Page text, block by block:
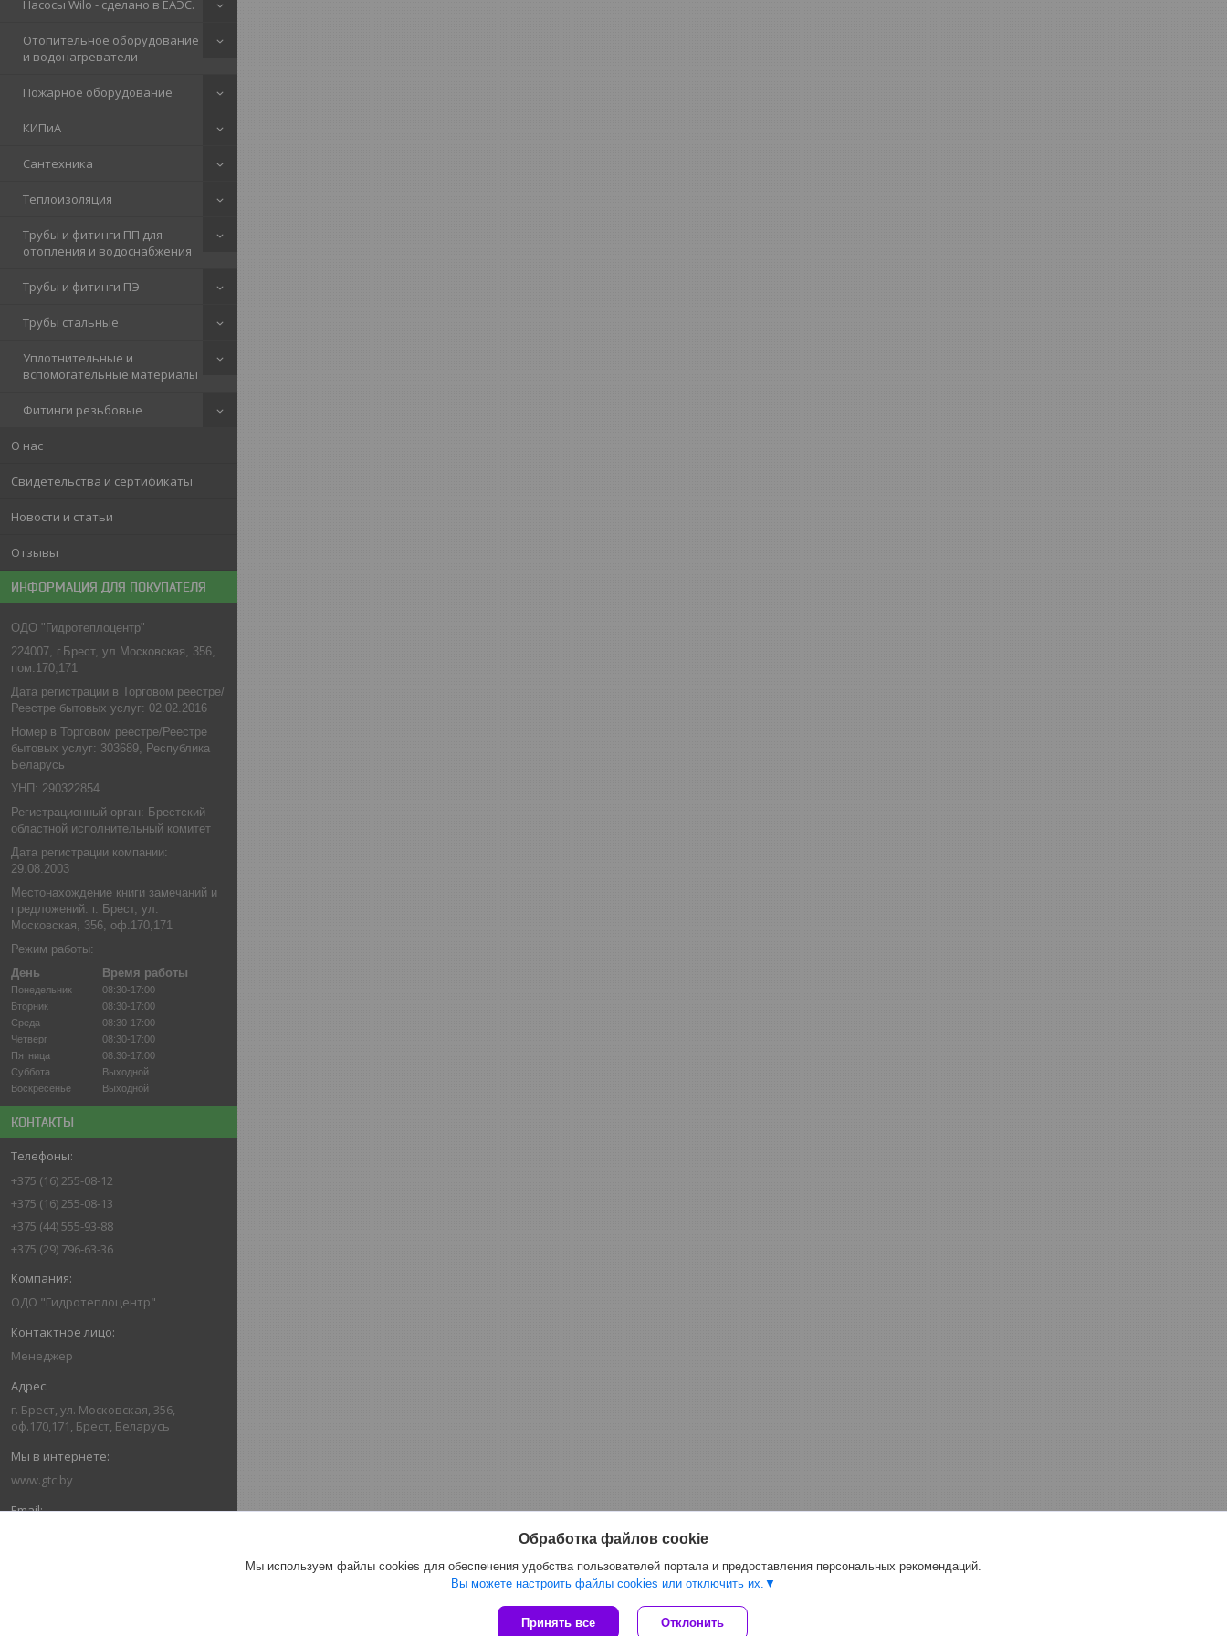
Насосы Wilo - сделано в ЕАЭС.
Отопительное оборудование
и водонагреватели
Пожарное оборудование
КИПиА
Сантехника
Теплоизоляция
Трубы и фитинги ПП для
отопления и водоснабжения
Трубы и фитинги ПЭ
Трубы стальные
Уплотнительные и
вспомогательные материалы
Фитинги резьбовые
О нас
Свидетельства и сертификаты
Новости и статьи
Отзывы
ИНФОРМАЦИЯ ДЛЯ ПОКУПАТЕЛЯ
ОДО "Гидротеплоцентр"
224007, г.Брест, ул.Московская, 356,
пом.170,171
Дата регистрации в Торговом реестре/
Реестре бытовых услуг: 02.02.2016
Номер в Торговом реестре/Реестре
бытовых услуг: 303689, Республика
Беларусь
УНП: 290322854
Регистрационный орган: Брестский
областной исполнительный комитет
Дата регистрации компании:
29.08.2003
Местонахождение книги замечаний и
предложений: г. Брест, ул.
Московская, 356, оф.170,171
Режим работы:
День
Время работы
Понедельник
08:30-17:00
Вторник
08:30-17:00
Среда
08:30-17:00
Четверг
08:30-17:00
Пятница
08:30-17:00
Суббота
Выходной
Воскресенье
Выходной
КОНТАКТЫ
+375 (16) 255-08-12
+375 (16) 255-08-13
+375 (44) 555-93-88
+375 (29) 796-63-36
ОДО "Гидротеплоцентр"
Менеджер
г. Брест, ул. Московская, 356,
оф.170,171, Брест, Беларусь
www.gtc.by
Сайт создан на платформе Deal.by
Обработка файлов cookie
Мы используем файлы cookies для обеспечения удобства пользователей портала и предоставления персональных рекомендаций.
Вы можете настроить файлы cookies или отключить их.
Принять все Отклонить